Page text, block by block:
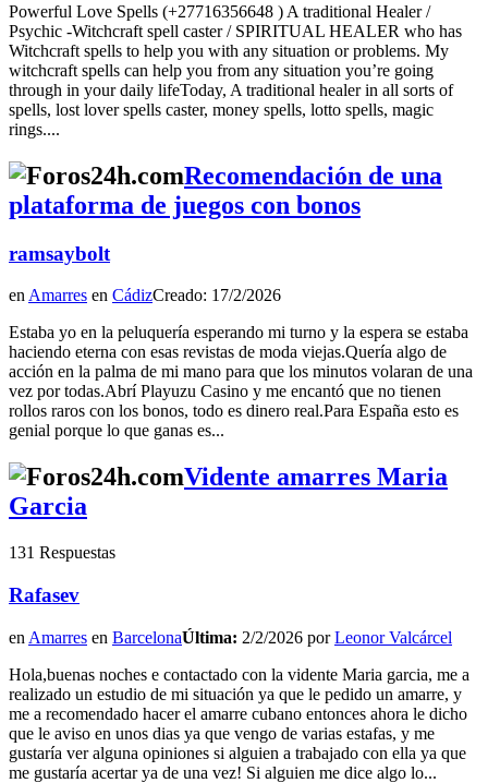
Powerful Love Spells (+27716356648 ) A traditional Healer /
Psychic -Witchcraft spell caster / SPIRITUAL HEALER who has
Witchcraft spells to help you with any situation or problems. My
witchcraft spells can help you from any situation you’re going
through in your daily lifeToday, A traditional healer in all sorts of
spells, lost lover spells caster, money spells, lotto spells, magic
rings....
Recomendación de una
plataforma de juegos con bonos
ramsaybolt
en Amarres en CádizCreado: 17/2/2026
Estaba yo en la peluquería esperando mi turno y la espera se estaba
haciendo eterna con esas revistas de moda viejas.Quería algo de
acción en la palma de mi mano para que los minutos volaran de una
vez por todas.Abrí Playuzu Casino y me encantó que no tienen
rollos raros con los bonos, todo es dinero real.Para España esto es
genial porque lo que ganas es...
Vidente amarres Maria
Garcia
131 Respuestas
Rafasev
en Amarres en BarcelonaÚltima: 2/2/2026 porLeonor Valcárcel
Hola,buenas noches e contactado con la vidente Maria garcia, me a
realizado un estudio de mi situación ya que le pedido un amarre, y
me a recomendado hacer el amarre cubano entonces ahora le dicho
que le aviso en unos dias ya que vengo de varias estafas, y me
gustaría ver alguna opiniones si alguien a trabajado con ella ya que
me gustaría acertar ya de una vez! Si alguien me dice algo lo...